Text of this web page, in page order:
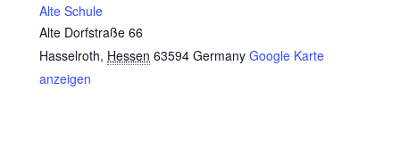
Alte Schule
Alte Dorfstraße 66
Hasselroth, Hessen 63594 Germany Google Karte
anzeigen